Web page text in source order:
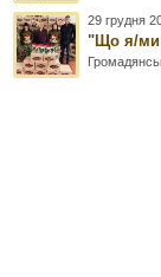
29 грудня
"Що я/ми